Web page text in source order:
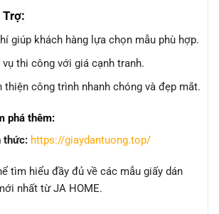
Trợ:
giúp khách hàng lựa chọn mẫu phù hợp.
thi công với giá cạnh tranh.
thiện công trình nhanh chóng và đẹp mắt.
phá thêm:
thức: https://giaydantuong.top/
tìm hiểu đầy đủ về các mẫu giấy dán
nhất từ JA HOME.